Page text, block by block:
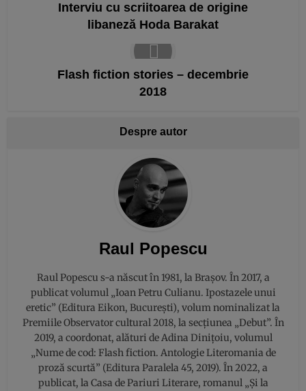
Interviu cu scriitoarea de origine
libaneză Hoda Barakat
Flash fiction stories – decembrie
2018
Despre autor
Raul Popescu
Raul Popescu s-a născut în 1981, la Brașov. În 2017, a
publicat volumul „Ioan Petru Culianu. Ipostazele unui
eretic” (Editura Eikon, București), volum nominalizat la
Premiile Observator cultural 2018, la secțiunea „Debut”. În
2019, a coordonat, alături de Adina Dinițoiu, volumul
„Nume de cod: Flash fiction. Antologie Literomania de
proză scurtă” (Editura Paralela 45, 2019). În 2022, a
publicat, la Casa de Pariuri Literare, romanul „Și la